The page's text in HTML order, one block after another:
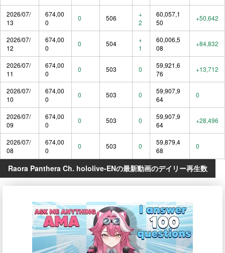
2026/07/
13
674,00
0
0 506
+
2
60,057,1
50
+50,642
2026/07/
12
674,00
0
0 504
+
1
60,006,5
08
+84,832
2026/07/
11
674,00
0
0 503 0
59,921,6
76
+13,712
2026/07/
10
674,00
0
0 503 0
59,907,9
64
0
2026/07/
09
674,00
0
0 503 0
59,907,9
64
+28,496
2026/07/
08
674,00
0
0 503 0
59,879,4
68
0
Raora Panthera Ch. hololive-ENの最新動画のデイリー再生数